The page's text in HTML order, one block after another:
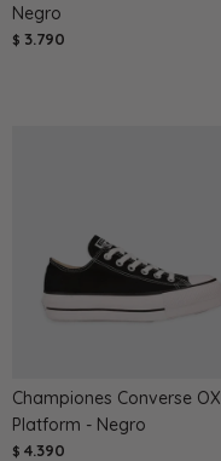
Negro
$ 3.790
Championes Converse OX
Platform - Negro
$ 4.390